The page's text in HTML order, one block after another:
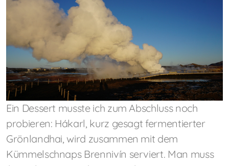
Ein Dessert musste ich zum Abschluss noch
probieren: Hákarl, kurz gesagt fermentierter
Grönlandhai, wird zusammen mit dem
Kümmelschnaps Brennivín serviert. Man muss